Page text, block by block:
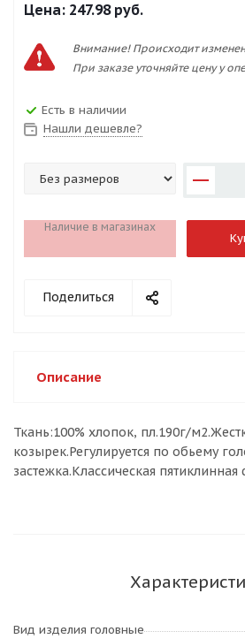
Цена: 247.98 руб.
Внимание! Происходит
При заказе уточняйте цену у
Есть в наличии
Нашли дешевле?
Наличие в магазинах
Поделиться
Описание
Ткань:100% хлопок, пл.190г/
козырек.Регулируется по обьему
застежка.Классическая
Вид изделия головные